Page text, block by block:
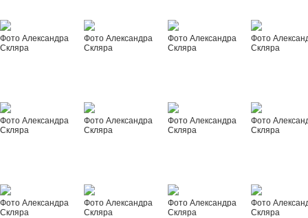
Фото Александра
Скляра
Фото Александра
Скляра
Фото Александра
Скляра
Фото
Скляра
Фото Александра
Скляра
Фото Александра
Скляра
Фото Александра
Скляра
Фото
Скляра
Фото Александра
Скляра
Фото Александра
Скляра
Фото Александра
Скляра
Фото
Скляра